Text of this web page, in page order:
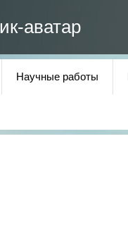
аватар
Научные работы